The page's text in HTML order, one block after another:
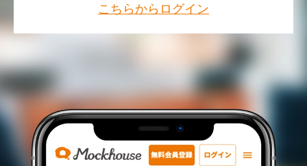
こちらからログイン